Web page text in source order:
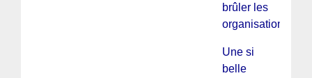
brûler les
organisations ?
Une si
belle